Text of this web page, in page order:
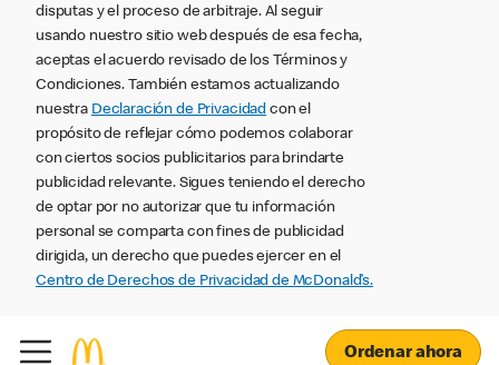
disputas y el proceso de arbitraje. Al seguir
usando nuestro sitio web después de esa fecha,
aceptas el acuerdo revisado de los Términos y
Condiciones. También estamos actualizando
nuestra Declaración de Privacidad con el
propósito de reflejar cómo podemos colaborar
con ciertos socios publicitarios para brindarte
publicidad relevante. Sigues teniendo el derecho
de optar por no autorizar que tu información
personal se comparta con fines de publicidad
dirigida, un derecho que puedes ejercer en el
Centro de Derechos de Privacidad de McDonald’s.
Ordenar ahora